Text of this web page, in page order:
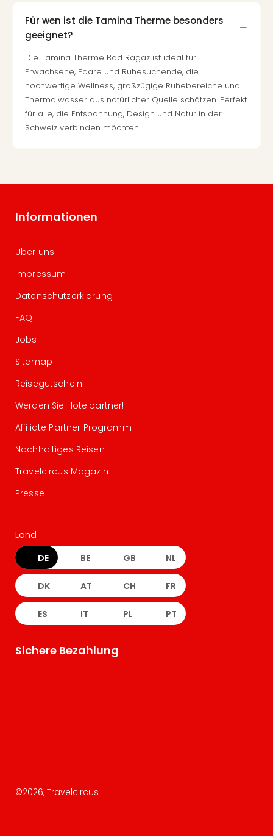
Für wen ist die Tamina Therme besonders
geeignet?
Die Tamina Therme Bad Ragaz ist ideal für
Erwachsene, Paare und Ruhesuchende, die
hochwertige Wellness, großzügige Ruhebereiche und
Thermalwasser aus natürlicher Quelle schätzen. Perfekt
für alle, die Entspannung, Design und Natur in der
Schweiz verbinden möchten.
Informationen
Über uns
Impressum
Datenschutzerklärung
FAQ
Jobs
Sitemap
Reisegutschein
Werden Sie Hotelpartner!
Affiliate Partner Programm
Nachhaltiges Reisen
Travelcircus Magazin
Presse
Land
DE BE GB NL
DK AT CH FR
ES IT PL PT
Sichere Bezahlung
©2026, Travelcircus